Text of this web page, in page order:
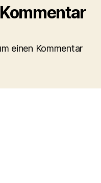
einen Kommentar